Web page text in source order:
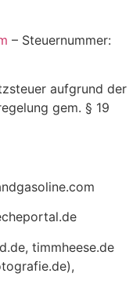
– Steuernummer:
aufgrund der
gem. § 19
timmheese.de